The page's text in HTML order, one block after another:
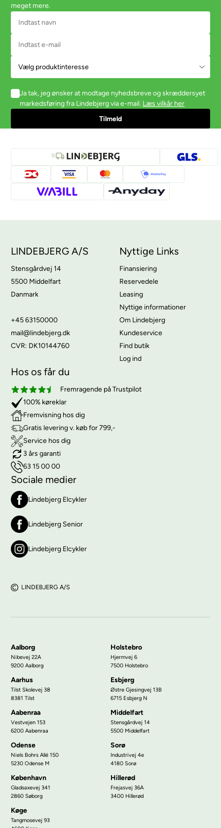
meget mere.
Ja tak, jeg ønsker at modtage nyhedsbreve og skræddersyet
markedsføring fra Lindebjerg via e-mail. Læs vilkår her
LINDEBJERG A/S
Stensgårdvej 14
5500 Middelfart
Danmark
+45 63150000
mail@lindebjerg.dk
CVR: DK10144760
Nyttige Links
Finansiering
Reservedele
Leasing
Nyttige informationer
Om Lindebjerg
Kundeservice
Find butik
Log ind
Hos os får du
Fremragende på Trustpilot
100% køreklar
Fremvisning hos dig
Gratis levering v. køb for 799,-
Service hos dig
3 års garanti
63 15 00 00
Sociale medier
Lindebjerg Elcykler
Lindebjerg Senior
Lindebjerg Elcykler
LINDEBJERG A/S
Aalborg
Nibevej 22A
9200 Aalborg
Holstebro
Hjermvej 6
7500 Holstebro
Aarhus
Tilst Skolevej 38
8381 Tilst
Esbjerg
Østre Gjesingvej 13B
6715 Esbjerg N
Aabenraa
Vestvejen 153
6200 Aabenraa
Middelfart
Stensgårdvej 14
5500 Middelfart
Odense
Niels Bohrs Allé 150
5230 Odense M
Sorø
Industrivej 4e
4180 Sorø
København
Gladsaxevej 341
2860 Søborg
Hillerød
Frejasvej 36A
3400 Hillerød
Køge
Tangmosevej 93